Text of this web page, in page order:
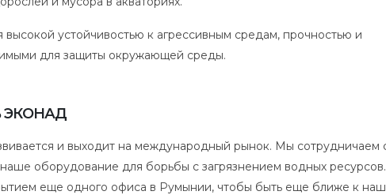
устойчивостью к агрессивным средам, прочностью и
для защиты окружающей среды.
ЭКОНАД
и выходит на международный рынок. Мы сотрудничаем
оборудование для борьбы с загрязнением водных
еще одного офиса в Румынии, чтобы быть еще ближе к